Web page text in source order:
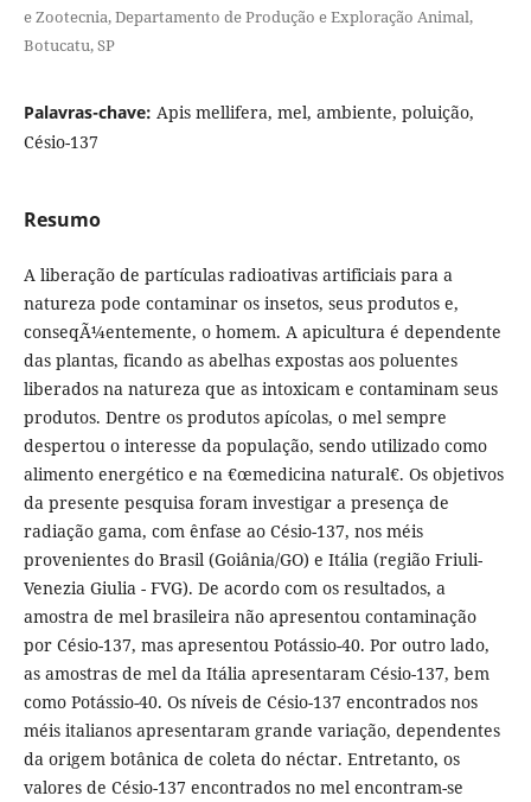
e Zootecnia, Departamento de Produção e Exploração Animal,
Botucatu, SP
Palavras-chave: Apis mellifera, mel, ambiente, poluição,
Césio-137
Resumo
A liberação de partículas radioativas artificiais para a
natureza pode contaminar os insetos, seus produtos e,
conseqÃ¼entemente, o homem. A apicultura é dependente
das plantas, ficando as abelhas expostas aos poluentes
liberados na natureza que as intoxicam e contaminam seus
produtos. Dentre os produtos apícolas, o mel sempre
despertou o interesse da população, sendo utilizado como
alimento energético e na €œmedicina natural€. Os objetivos
da presente pesquisa foram investigar a presença de
radiação gama, com ênfase ao Césio-137, nos méis
provenientes do Brasil (Goiânia/GO) e Itália (região Friuli-
Venezia Giulia - FVG). De acordo com os resultados, a
amostra de mel brasileira não apresentou contaminação
por Césio-137, mas apresentou Potássio-40. Por outro lado,
as amostras de mel da Itália apresentaram Césio-137, bem
como Potássio-40. Os níveis de Césio-137 encontrados nos
méis italianos apresentaram grande variação, dependentes
da origem botânica de coleta do néctar. Entretanto, os
valores de Césio-137 encontrados no mel encontram-se